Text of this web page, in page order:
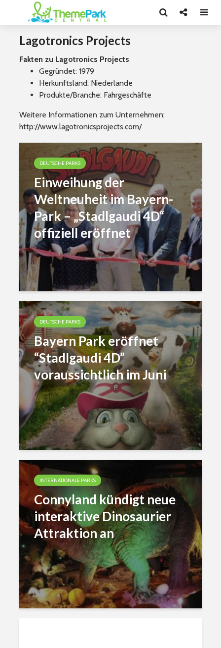
Lagotronics Projects
Fakten zu Lagotronics Projects
Gegründet: 1979
Herkunftsland: Niederlande
Produkte/Branche: Fahrgeschäfte
Weitere Informationen zum Unternehmen:
http://www.lagotronicsprojects.com/
DEUTSCHE PARKS
Einweihung der
Weltneuheit im Bayern-
Park – „Stadlgaudi 4D“
offiziell eröffnet
DEUTSCHE PARKS
Bayern Park eröffnet
“Stadlgaudi 4D”
voraussichtlich im Juni
INTERNATIONALE PARKS
Connyland kündigt neue
interaktive Dinosaurier
Attraktion an